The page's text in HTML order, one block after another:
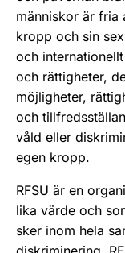
människor är fria
kropp och sin
och
och rättigheter,
möjligheter,
och
våld eller
egen kropp.
RFSU är en
lika värde och
sker inom hela